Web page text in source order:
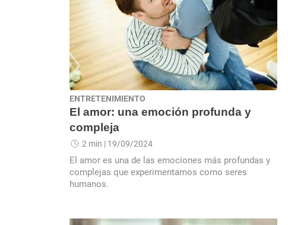
ENTRETENIMIENTO
El amor: una emoción profunda y
compleja
2 min | 19/09/2024
El amor es una de las emociones más profundas y
complejas que experimentamos como seres
humanos.